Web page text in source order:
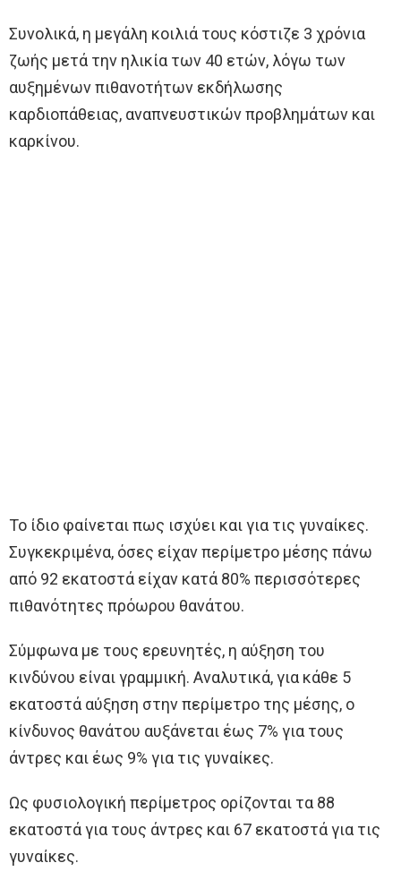
Συνολικά, η μεγάλη κοιλιά τους κόστιζε 3 χρόνια
ζωής μετά την ηλικία των 40 ετών, λόγω των
αυξημένων πιθανοτήτων εκδήλωσης
καρδιοπάθειας, αναπνευστικών προβλημάτων και
καρκίνου.
Το ίδιο φαίνεται πως ισχύει και για τις γυναίκες.
Συγκεκριμένα, όσες είχαν περίμετρο μέσης πάνω
από 92 εκατοστά είχαν κατά 80% περισσότερες
πιθανότητες πρόωρου θανάτου.
Σύμφωνα με τους ερευνητές, η αύξηση του
κινδύνου είναι γραμμική. Αναλυτικά, για κάθε 5
εκατοστά αύξηση στην περίμετρο της μέσης, ο
κίνδυνος θανάτου αυξάνεται έως 7% για τους
άντρες και έως 9% για τις γυναίκες.
Ως φυσιολογική περίμετρος ορίζονται τα 88
εκατοστά για τους άντρες και 67 εκατοστά για τις
γυναίκες.